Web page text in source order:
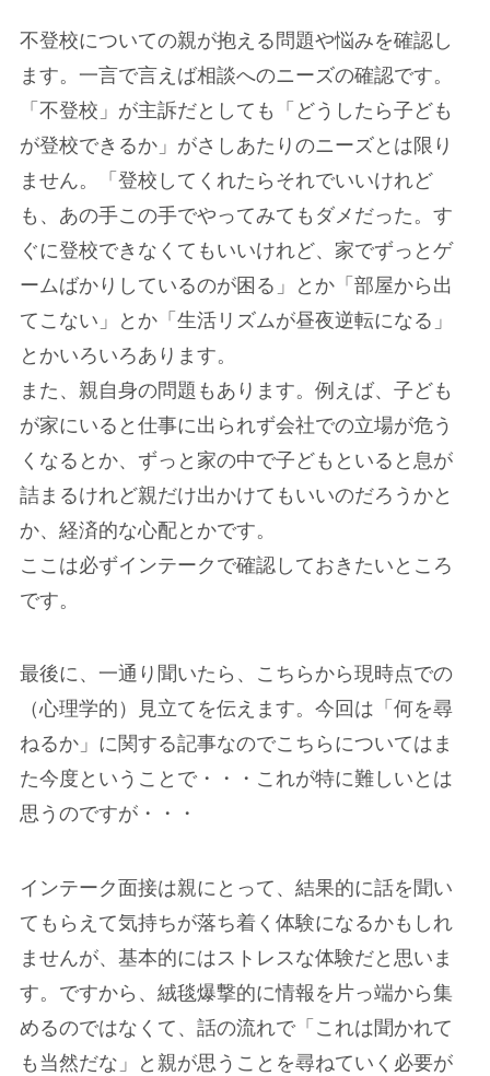
不登校についての親が抱える問題や悩みを確認し
ます。一言で言えば相談へのニーズの確認です。
「不登校」が主訴だとしても「どうしたら子ども
が登校できるか」がさしあたりのニーズとは限り
ません。「登校してくれたらそれでいいけれど
も、あの手この手でやってみてもダメだった。す
ぐに登校できなくてもいいけれど、家でずっとゲ
ームばかりしているのが困る」とか「部屋から出
てこない」とか「生活リズムが昼夜逆転になる」
とかいろいろあります。
また、親自身の問題もあります。例えば、子ども
が家にいると仕事に出られず会社での立場が危う
くなるとか、ずっと家の中で子どもといると息が
詰まるけれど親だけ出かけてもいいのだろうかと
か、経済的な心配とかです。
ここは必ずインテークで確認しておきたいところ
です。
最後に、一通り聞いたら、こちらから現時点での
（心理学的）見立てを伝えます。今回は「何を尋
ねるか」に関する記事なのでこちらについてはま
た今度ということで・・・これが特に難しいとは
思うのですが・・・
インテーク面接は親にとって、結果的に話を聞い
てもらえて気持ちが落ち着く体験になるかもしれ
ませんが、基本的にはストレスな体験だと思いま
す。ですから、絨毯爆撃的に情報を片っ端から集
めるのではなくて、話の流れで「これは聞かれて
も当然だな」と親が思うことを尋ねていく必要が